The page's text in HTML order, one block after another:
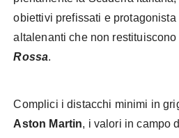
obiettivi prefissati e
altalenanti che non
Rossa.
Complici i distacchi minimi in
Aston Martin, i valori in campo